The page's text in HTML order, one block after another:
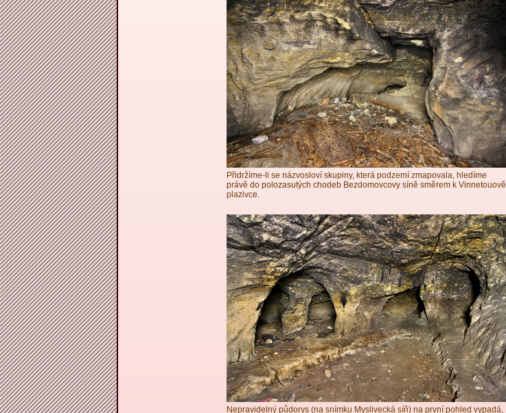
Přidržíme-li se názvosloví skupiny, která podzemí zmapovala, hledíme
právě do polozasutých chodeb Bezdomovcovy síně směrem k Vinnetouově
plazivce.
Nepravidelný půdorys (na snímku Myslivecká síň) na první pohled vypadá,